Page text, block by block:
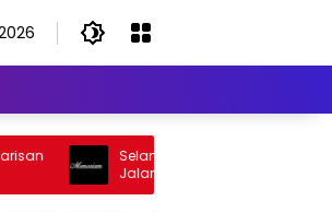
Selamat Jalan Sang Inspirator,
Jalan Abangku Yuslam Idris